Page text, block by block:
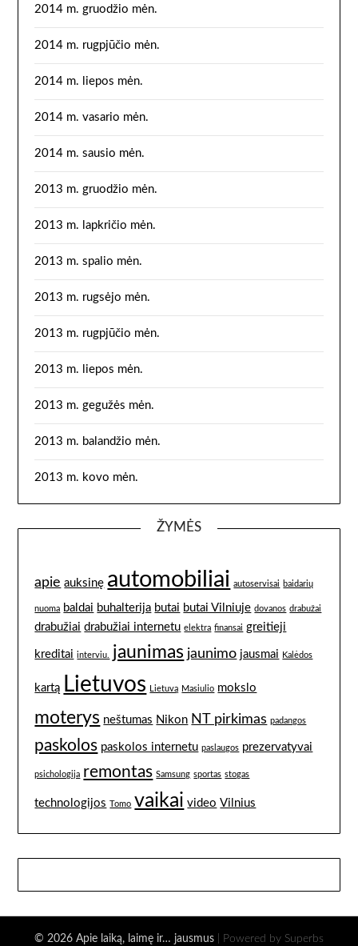
2014 m. gruodžio mėn.
2014 m. rugpjūčio mėn.
2014 m. liepos mėn.
2014 m. vasario mėn.
2014 m. sausio mėn.
2013 m. gruodžio mėn.
2013 m. lapkričio mėn.
2013 m. spalio mėn.
2013 m. rugsėjo mėn.
2013 m. rugpjūčio mėn.
2013 m. liepos mėn.
2013 m. gegužės mėn.
2013 m. balandžio mėn.
2013 m. kovo mėn.
ŽYMĖS
apie auksinę automobiliai autoservisai baidarių
nuoma baldai buhalterija butai butai Vilniuje dovanos drabužai
drabužiai drabužiai internetu elektra finansai greitieji
kreditai interviu. jaunimas jaunimo jausmai Kalėdos
kartą Lietuvos Lietuvą Masiulio mokslo
moterys neštumas Nikon NT pirkimas padangos
paskolos paskolos internetu paslaugos prezervatyvai
psichologija remontas Samsung sportas stogas
technologijos Tomo vaikai video Vilnius
© 2026 Apie laiką, laimę ir… jausmus | Powered by Superbs